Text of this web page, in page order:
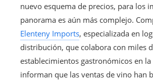
nuevo esquema de precios, para los
panorama es aún más complejo.
Elenteny Imports, especializada en
distribución, que colabora con miles
establecimientos gastronómicos en la
informan que las ventas de vino han